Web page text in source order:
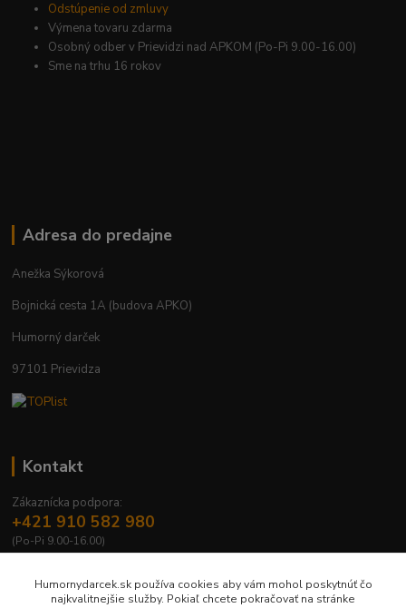
Odstúpenie od zmluvy
Výmena tovaru zdarma
Osobný odber v Prievidzi nad APKOM (Po-Pi 9.00-16.00)
Sme na trhu 16 rokov
Adresa do predajne
Anežka Sýkorová
Bojnická cesta 1A (budova APKO)
Humorný darček
97101 Prievidza
Kontakt
Zákaznícka podpora:
+421 910 582 980
(Po-Pi 9.00-16.00)
Humornydarcek.sk používa cookies aby vám mohol poskytnúť čo
najkvalitnejšie služby. Pokiaľ chcete pokračovať na stránke